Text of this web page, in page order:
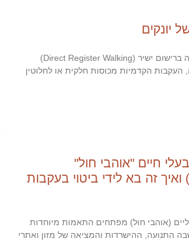
יונקים
1. דגם הליכה רגילה ברישום ישיר (Direct Register Walking)
העקבות הקדמיות מכוסות חלקית או לחלוטין
חיים "אוהבי חול"
ואיך זה בא לידי ביטוי בעקבות
(אוהבי חול) מפתחים התאמות מיוחדות
התנועה, ההישרדות והמציאה של מזון ואתרי